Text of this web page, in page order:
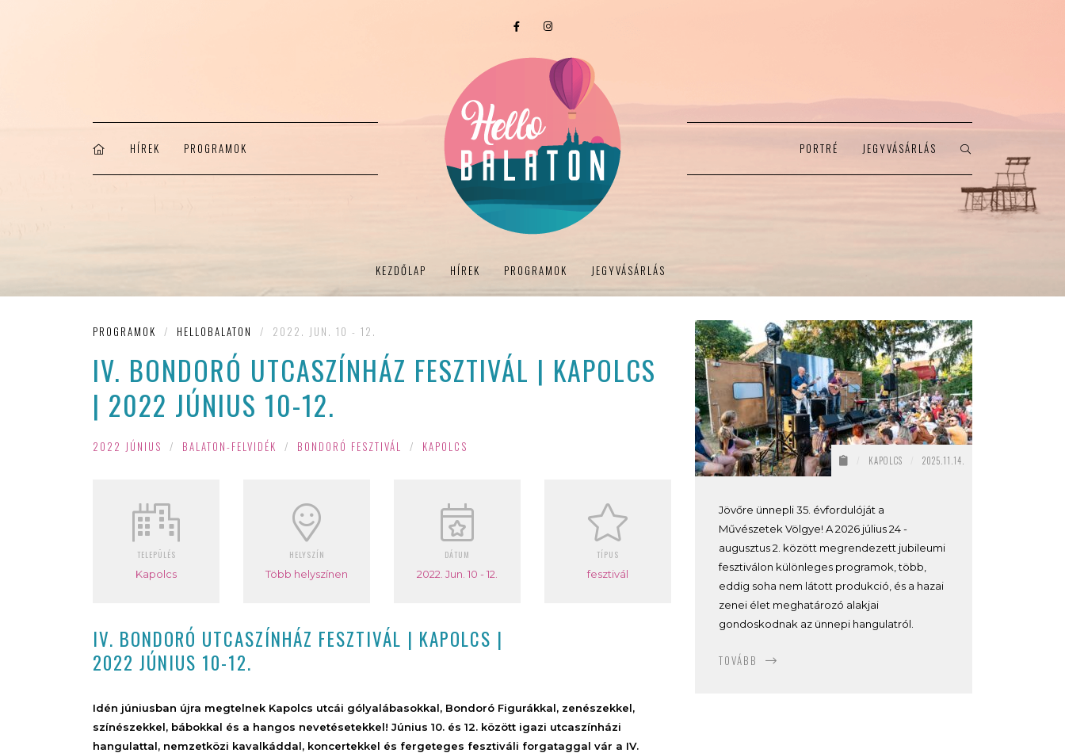
HÍREK PROGRAMOK PORTRÉ JEGYVÁSÁRLÁS
KEZDŐLAP HÍREK PROGRAMOK JEGYVÁSÁRLÁS
PROGRAMOK / HELLOBALATON / 2022. JUN. 10 - 12.
IV. BONDORÓ UTCASZÍNHÁZ FESZTIVÁL | KAPOLCS
| 2022 JÚNIUS 10-12.
2022 JÚNIUS / BALATON-FELVIDÉK / BONDORÓ FESZTIVÁL / KAPOLCS
TELEPÜLÉS
Kapolcs
HELYSZÍN
Több helyszínen
DÁTUM
2022. Jun. 10 - 12.
TÍPUS
fesztivál
IV. BONDORÓ UTCASZÍNHÁZ FESZTIVÁL | KAPOLCS |
2022 JÚNIUS 10-12.
Idén júniusban újra megtelnek Kapolcs utcái gólyalábasokkal, Bondoró Figurákkal, zenészekkel,
színészekkel, bábokkal és a hangos nevetésetekkel! Június 10. és 12. között igazi utcaszínházi
hangulattal, nemzetközi kavalkáddal, koncertekkel és fergeteges fesztiváli forgataggal vár a IV.
KAPOLCS 2025.11.14.
Jövőre ünnepli 35. évfordulóját a
Művészetek Völgye! A 2026 július 24 -
augusztus 2. között megrendezett jubileumi
fesztiválon különleges programok, több,
eddig soha nem látott produkció, és a hazai
zenei élet meghatározó alakjai
gondoskodnak az ünnepi hangulatról.
TOVÁBB